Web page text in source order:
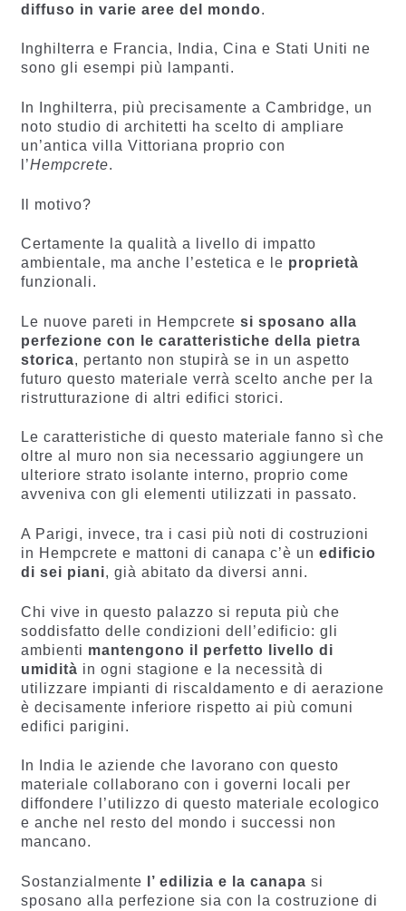
diffuso in varie aree del mondo.
Inghilterra e Francia, India, Cina e Stati Uniti ne
sono gli esempi più lampanti.
In Inghilterra, più precisamente a Cambridge, un
noto studio di architetti ha scelto di ampliare
un’antica villa Vittoriana proprio con
l’Hempcrete.
Il motivo?
Certamente la qualità a livello di impatto
ambientale, ma anche l’estetica e le proprietà
funzionali.
Le nuove pareti in Hempcrete si sposano alla
perfezione con le caratteristiche della pietra
storica, pertanto non stupirà se in un aspetto
futuro questo materiale verrà scelto anche per la
ristrutturazione di altri edifici storici.
Le caratteristiche di questo materiale fanno sì che
oltre al muro non sia necessario aggiungere un
ulteriore strato isolante interno, proprio come
avveniva con gli elementi utilizzati in passato.
A Parigi, invece, tra i casi più noti di costruzioni
in Hempcrete e mattoni di canapa c’è un edificio
di sei piani, già abitato da diversi anni.
Chi vive in questo palazzo si reputa più che
soddisfatto delle condizioni dell’edificio: gli
ambienti mantengono il perfetto livello di
umidità in ogni stagione e la necessità di
utilizzare impianti di riscaldamento e di aerazione
è decisamente inferiore rispetto ai più comuni
edifici parigini.
In India le aziende che lavorano con questo
materiale collaborano con i governi locali per
diffondere l’utilizzo di questo materiale ecologico
e anche nel resto del mondo i successi non
mancano.
Sostanzialmente l’ edilizia e la canapa si
sposano alla perfezione sia con la costruzione di